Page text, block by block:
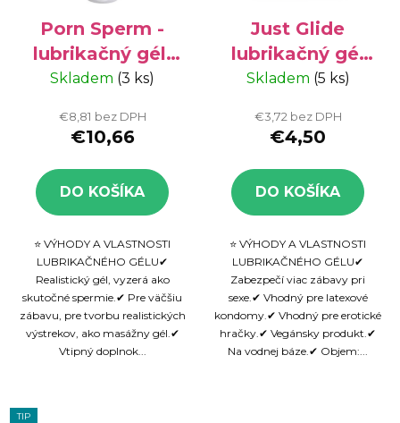
Porn Sperm -
lubrikačný gél,
250 ml
Skladem (3 ks)
€8,81 bez DPH
€10,66
DO KOŠÍKA
⭐ VÝHODY A VLASTNOSTI
LUBRIKAČNÉHO GÉLU✔
Realistický gél, vyzerá ako
skutočné spermie.✔ Pre väčšiu
zábavu, pre tvorbu realistických
výstrekov, ako masážny gél.✔
Vtipný doplnok...
Just Glide
lubrikačný gél
na vodnej báze
Skladem (5 ks)
€3,72 bez DPH
€4,50
DO KOŠÍKA
⭐ VÝHODY A VLASTNOSTI
LUBRIKAČNÉHO GÉLU✔
Zabezpečí viac zábavy pri
sexe.✔ Vhodný pre latexové
kondomy.✔ Vhodný pre erotické
hračky.✔ Vegánsky produkt.✔
Na vodnej báze.✔ Objem:...
TIP